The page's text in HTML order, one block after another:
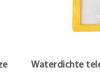
Waterdichte